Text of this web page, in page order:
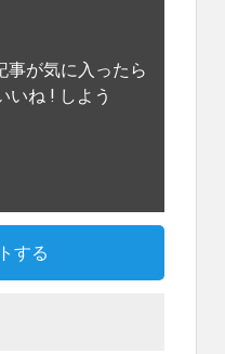
事が気に入ったら
いね ! しよう
する